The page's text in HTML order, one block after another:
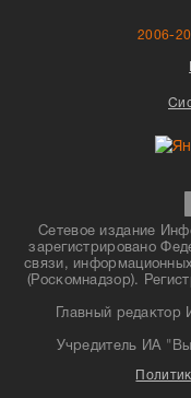
2006-
Сетевое издание
зарегистрировано
связи,
(Роскомнадзор).
Главный
Учредитель ИА